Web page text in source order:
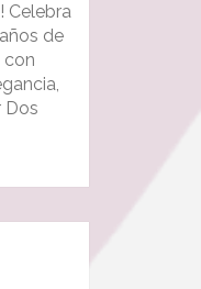
Celebra
de
con
Dos